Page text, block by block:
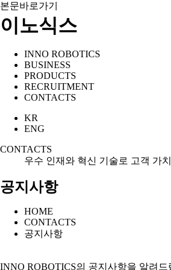
본문바로가기
이노식스
INNO ROBOTICS
BUSINESS
PRODUCTS
RECRUITMENT
CONTACTS
KR
ENG
CONTACTS
우수 인재와 혁신 기술로 고객 가
공지사항
HOME
CONTACTS
공지사항
INNO ROBOTICS의 공지사항을 알려드